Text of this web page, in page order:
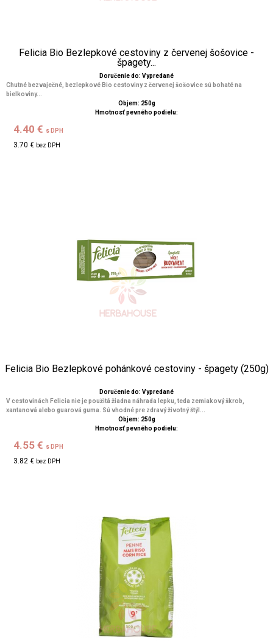
Felicia Bio Bezlepkové cestoviny z červenej šošovice -
špagety...
Doručenie do: Vypredané
Chutné bezvaječné, bezlepkové Bio cestoviny z červenej šošovice sú bohaté na
bielkoviny...
Objem: 250g
Hmotnosť pevného podielu:
4.40 € s DPH
3.70 € bez DPH
Felicia Bio Bezlepkové pohánkové cestoviny - špagety (250g)
Doručenie do: Vypredané
V cestovinách Felicia nie je použitá žiadna náhrada lepku, teda zemiakový škrob,
xantanová alebo guarová guma. Sú vhodné pre zdravý životný štýl...
Objem: 250g
Hmotnosť pevného podielu:
4.55 € s DPH
3.82 € bez DPH